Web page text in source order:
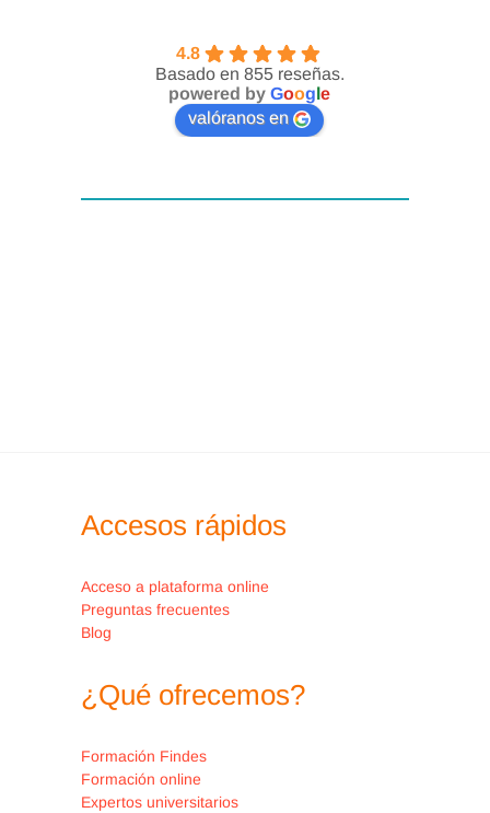
herida.
Preparación del material y
campo quirúrgico.
utilizada.
de la anatomía del cerdo, debido a
Esta resolución de casos prácticos
se podrá hacer en conjunto, entre
de fomentar el trabajo en equipo y
manera colaborativa, actuando
bajo el razonamiento crítico.
hotel. Para cualquier consulta
adicional o información sobre
disponibilidad, pueden contactar
4.8
Basado en 855 reseñas.
powered by Google
valóranos en
Accesos rápidos
Acceso a plataforma online
Preguntas frecuentes
Blog
¿Qué ofrecemos?
Formación Findes
Formación online
Expertos universitarios